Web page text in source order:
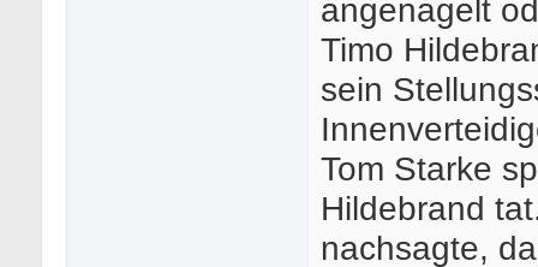
angenagelt
Timo
sein
Tom Starke
Hildebrand
nachsagte,